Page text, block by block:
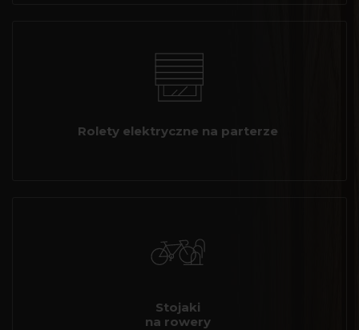
Rolety elektryczne na parterze
Stojaki
na rowery